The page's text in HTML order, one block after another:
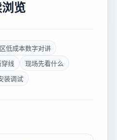
览
低成本数字对讲
穿线
现场先看什么
装调试